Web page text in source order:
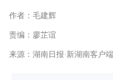
作者：毛建辉
责编：廖芷谊
来源：湖南日报·新湖南客户端